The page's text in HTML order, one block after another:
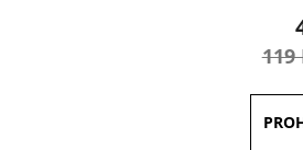
119